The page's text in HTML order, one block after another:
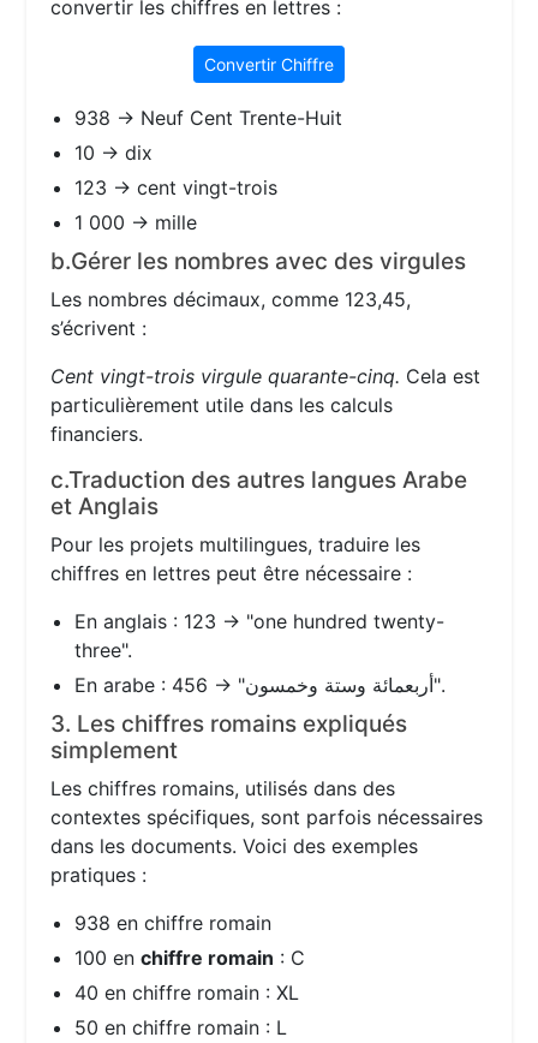
convertir les chiffres en lettres :
Convertir Chiffre
938 → Neuf Cent Trente-Huit
10 → dix
123 → cent vingt-trois
1 000 → mille
b.Gérer les nombres avec des virgules
Les nombres décimaux, comme 123,45,
s’écrivent :
Cent vingt-trois virgule quarante-cinq. Cela est
particulièrement utile dans les calculs
financiers.
c.Traduction des autres langues Arabe
et Anglais
Pour les projets multilingues, traduire les
chiffres en lettres peut être nécessaire :
En anglais : 123 → "one hundred twenty-
three".
En arabe : 456 → "أربعمائة وستة وخمسون".
3. Les chiffres romains expliqués
simplement
Les chiffres romains, utilisés dans des
contextes spécifiques, sont parfois nécessaires
dans les documents. Voici des exemples
pratiques :
938 en chiffre romain
100 enchiffre romain : C
40 en chiffre romain : XL
50 en chiffre romain : L